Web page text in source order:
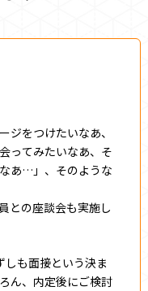
ジをつけたいなあ、
ってみたいなあ、そ
あ…」、そのような
との座談会も実施し
しも面接という決ま
ん、内定後にご検討